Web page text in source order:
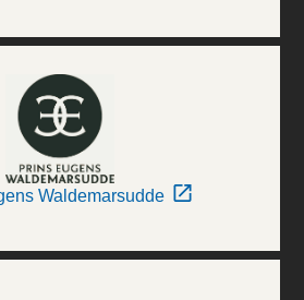
Waldemarsudde